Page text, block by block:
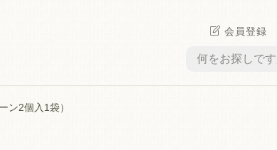
会員登録
ン2個入1袋）